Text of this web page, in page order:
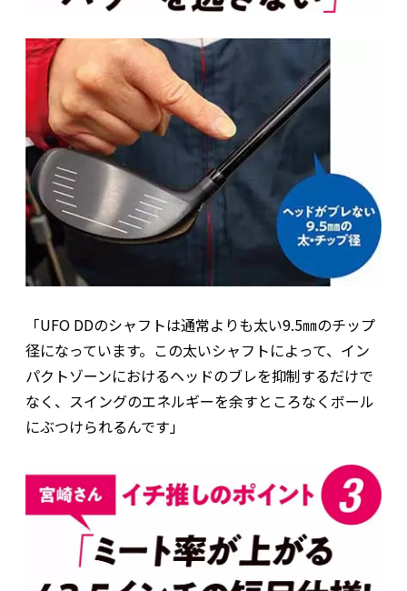
「UFO DDのシャフトは通常よりも太い9.5㎜のチップ
径になっています。この太いシャフトによって、イン
パクトゾーンにおけるヘッドのブレを抑制するだけで
なく、スイングのエネルギーを余すところなくボール
にぶつけられるんです」